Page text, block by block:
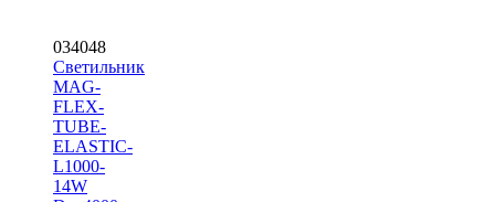
034048
Светильник
MAG-
FLEX-
TUBE-
ELASTIC-
L1000-
14W